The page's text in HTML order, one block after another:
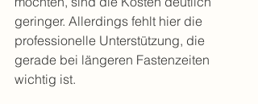
geringer. Allerdings fehlt hier die
professionelle Unterstützung, die
gerade bei längeren Fastenzeiten
wichtig ist.